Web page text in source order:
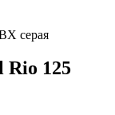
серая
Rio 125